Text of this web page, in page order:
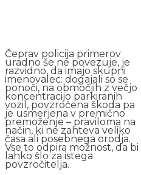
Čeprav policija primerov
uradno še ne povezuje, je
razvidno, da imajo skupni
imenovalec: dogajali so se
ponoči, na območjih z večjo
koncentracijo parkiranih
vozil, povzročena škoda pa
je usmerjena v premično
premoženje – praviloma na
način, ki ne zahteva veliko
časa ali posebnega orodja.
Vse to odpira možnost, da bi
lahko šlo za istega
povzročitelja.